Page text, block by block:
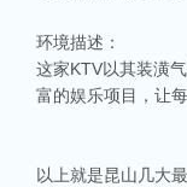
昆山ktv哪个比较好-
昆山，一座充满活力与
让我们一起来看看，昆山
律。和其他城市一样，
环境描述：
这家KTV以其装潢
富的娱乐项目，让
以上就是昆山几大